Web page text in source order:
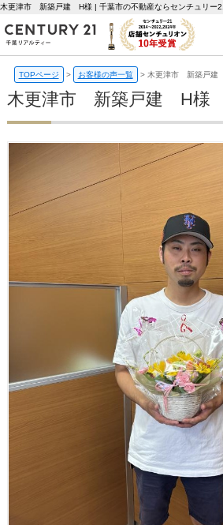
木更津市 新築戸建 H様 | 千葉市の不動産ならセンチュリー
TOPページ > お客様の声一覧 > 木更津市 新築戸建
木更津市 新築戸建 H様